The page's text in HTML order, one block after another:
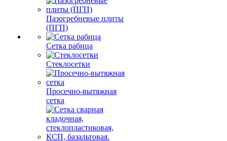
Пазогребневые плиты
(ПГП)
Сетка рабица
Стеклосетки
Просечно-вытяжная
сетка